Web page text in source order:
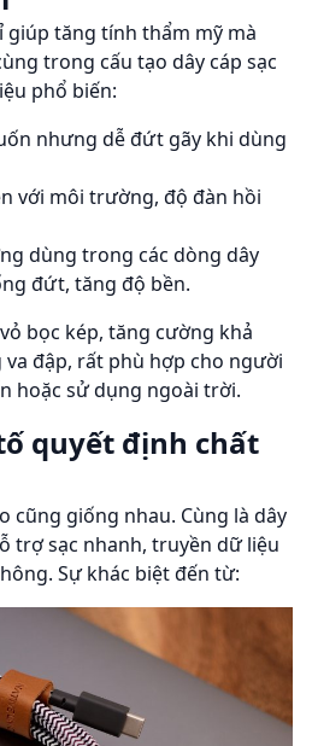
giúp tăng tính thẩm mỹ mà
trong cấu tạo dây cáp sạc
phổ biến:
nhưng dễ đứt gãy khi dùng
với môi trường, độ đàn hồi
dùng trong các dòng dây
đứt, tăng độ bền.
bọc kép, tăng cường khả
đập, rất phù hợp cho người
hoặc sử dụng ngoài trời.
quyết định chất
cũng giống nhau. Cùng là dây
trợ sạc nhanh, truyền dữ liệu
Sự khác biệt đến từ: